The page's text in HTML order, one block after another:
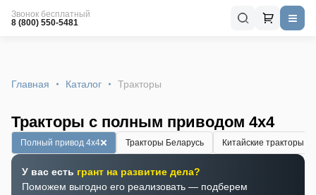
Звонок бесплатный
8 (800) 550-5481
Главная Каталог Тракторы
Тракторы с полным приводом 4x4
Полный привод 4x4 Тракторы Беларусь Китайские тракторы
У вас есть грант на развитие дела?
Поможем выгодно его реализовать — подберем